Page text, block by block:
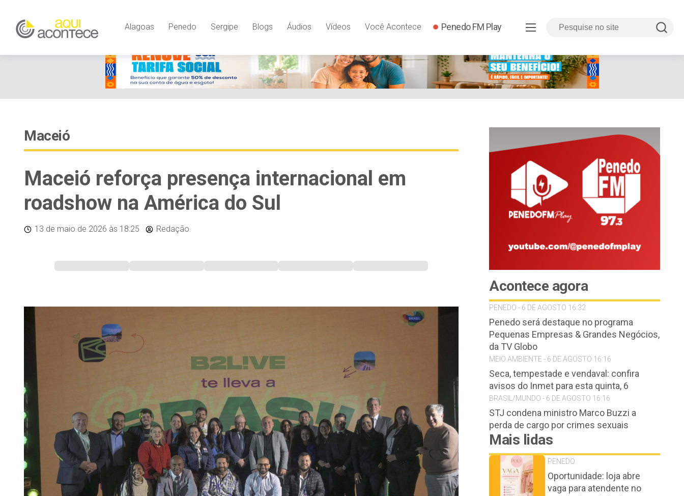
Alagoas Penedo Sergipe Blogs Áudios Vídeos Você Acontece Penedo FM Play
Maceió
Maceió reforça presença internacional em
roadshow na América do Sul
13 de maio de 2026 às 18:25 Redação
Acontece agora
PENEDO - 6 DE AGOSTO 16:32
Penedo será destaque no programa
Pequenas Empresas & Grandes Negócios,
da TV Globo
MEIO AMBIENTE - 6 DE AGOSTO 16:16
Seca, tempestade e vendaval: confira
avisos do Inmet para esta quinta, 6
BRASIL/MUNDO - 6 DE AGOSTO 16:16
STJ condena ministro Marco Buzzi a
perda de cargo por crimes sexuais
Mais lidas
PENEDO
Oportunidade: loja abre
vaga para atendente no